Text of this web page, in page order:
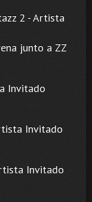
2 - Artista
junto a ZZ
Invitado
Invitado
Invitado